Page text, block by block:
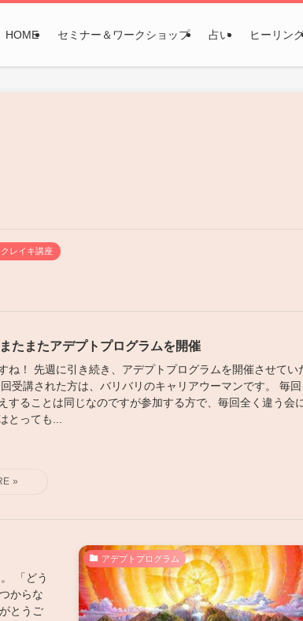
HOME セミナー＆ワークショップ 占い ヒーリン
レイキ講座
またまたアデプトプログラムを開催
ね！ 先週に引き続き、アデプトプログラムを開催させてい
受講された方は、バリバリのキャリアウーマンです。 毎
することは同じなのですが参加する方で、毎回全く違う会
とっても...
アデプトプログラム
「どう
からな
とうご